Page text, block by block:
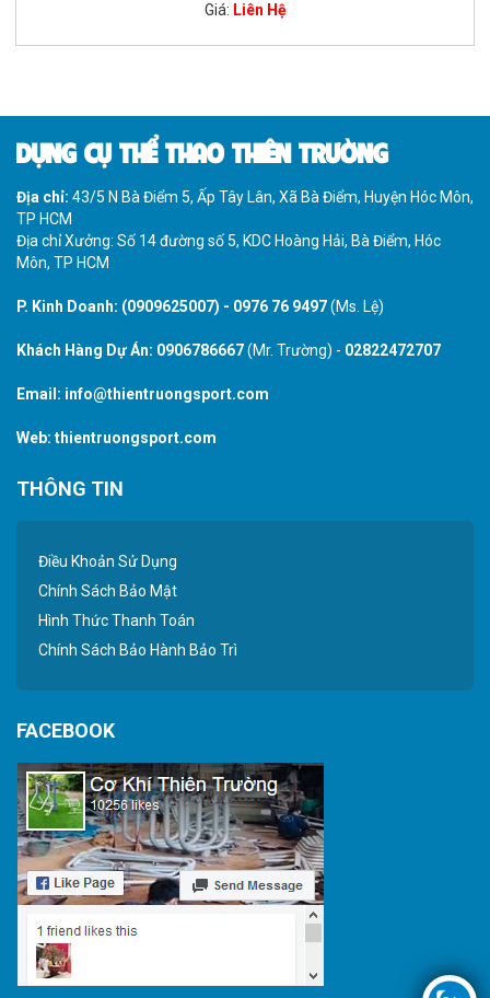
Giá: Liên Hệ
DỤNG CỤ THỂ THAO THIÊN TRƯỜNG
Địa chỉ: 43/5 N Bà Điểm 5, Ấp Tây Lân, Xã Bà Điểm, Huyện Hóc Môn,
TP HCM
Địa chỉ Xưởng: Số 14 đường số 5, KDC Hoàng Hải, Bà Điểm, Hóc
Môn, TP HCM
P. Kinh Doanh: (0909625007) - 0976 76 9497(Ms. Lệ)
Khách Hàng Dự Án: 0906786667(Mr. Trường) - 02822472707
Email: info@thientruongsport.com
Web: thientruongsport.com
THÔNG TIN
Điều Khoản Sử Dụng
Chính Sách Bảo Mật
Hình Thức Thanh Toán
Chính Sách Bảo Hành Bảo Trì
FACEBOOK